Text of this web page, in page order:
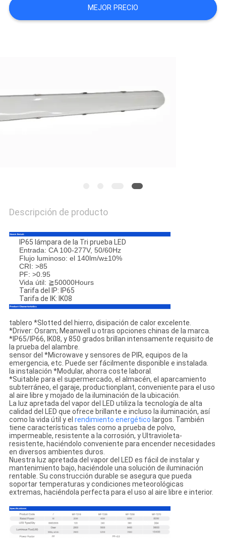
CITA
PRIVACY
POLICY
MEJOR PRECIO
Descripción de producto
IP65 lámpara de la Tri prueba LED
Entrada: CA 100-277V, 50/60Hz
Flujo luminoso: el 140lm/w±10%
CRI: >85
PF: >0.95
Vida útil: ≧50000Hours
Tarifa del IP: IP65
Tarifa de IK: IK08
tablero *Slotted del hierro, disipación de calor excelente.
*Driver: Osram; Meanwell u otras opciones chinas de la marca.
*IP65/IP66, IK08, y 850 grados brillan intensamente requisito de
la prueba del alambre.
sensor del *Microwave y sensores de PIR, equipos de la
emergencia, etc. Puede ser fácilmente disponible e instalada.
la instalación *Modular, ahorra coste laboral.
*Suitable para el supermercado, el almacén, el aparcamiento
subterráneo, el garaje, productionplant, conveniente para el uso
al aire libre y mojado de la iluminación de la ubicación.
La luz apretada del vapor del LED utiliza la tecnología de alta
calidad del LED que ofrece brillante e incluso la iluminación, así
como la vida útil y el rendimiento energético largos. También
tiene características tales como a prueba de polvo,
impermeable, resistente a la corrosión, y Ultravioleta-
resistente, haciéndolo conveniente para encender necesidades
en diversos ambientes duros.
Nuestra luz apretada del vapor del LED es fácil de instalar y
mantenimiento bajo, haciéndole una solución de iluminación
rentable. Su construcción durable se asegura que pueda
soportar temperaturas y condiciones meteorológicas
extremas, haciéndola perfecta para el uso al aire libre e interior.